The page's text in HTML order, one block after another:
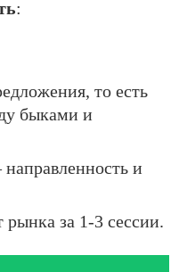
:
то есть
быками и
и
за 1-3 сессии.